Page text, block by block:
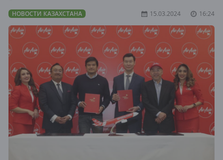
НОВОСТИ КАЗАХСТАНА 15.03.2024 16:24